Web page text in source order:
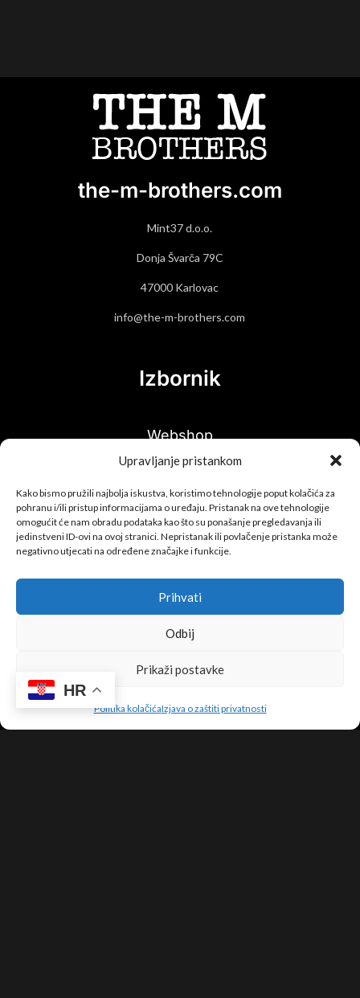
Upravljanje pristankom
Kako bismo pružili najbolja iskustva, koristimo tehnologije poput kolačića za
pohranu i/ili pristup informacijama o uređaju. Pristanak na ove tehnologije
omogućit će nam obradu podataka kao što su ponašanje pregledavanja ili
jedinstveni ID-ovi na ovoj stranici. Nepristanak ili povlačenje pristanka može
negativno utjecati na određene značajke i funkcije.
Prihvati
Odbij
Prikaži postavke
Politika kolačićaIzjava o zaštiti privatnosti
the-m-brothers.com
Mint37 d.o.o.
Donja Švarča 79C
47000 Karlovac
info@the-m-brothers.com
Izbornik
Webshop
Hit proizvodi
O nama
Kontakt
Informacije
Dostava
HR